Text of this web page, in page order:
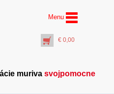
Menu
€ 0,00
muriva svojpomocne